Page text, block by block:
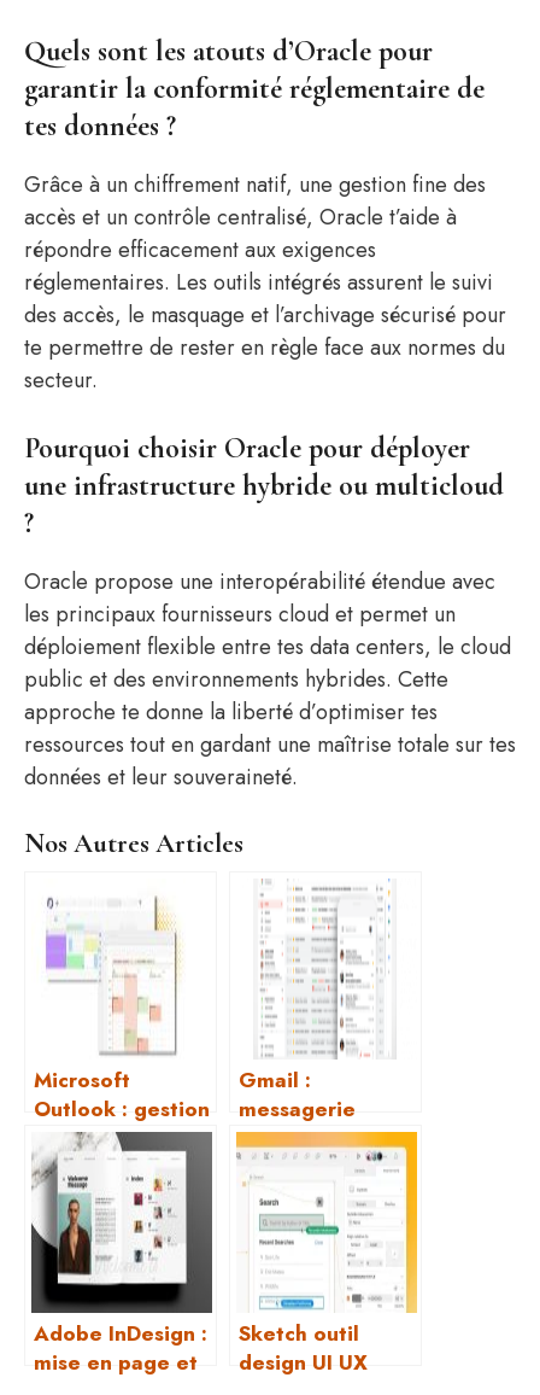
Quels sont les atouts d’Oracle pour
garantir la conformité réglementaire de
tes données ?
Grâce à un chiffrement natif, une gestion fine des
accès et un contrôle centralisé, Oracle t’aide à
répondre efficacement aux exigences
réglementaires. Les outils intégrés assurent le suivi
des accès, le masquage et l’archivage sécurisé pour
te permettre de rester en règle face aux normes du
secteur.
Pourquoi choisir Oracle pour déployer
une infrastructure hybride ou multicloud
?
Oracle propose une interopérabilité étendue avec
les principaux fournisseurs cloud et permet un
déploiement flexible entre tes data centers, le cloud
public et des environnements hybrides. Cette
approche te donne la liberté d’optimiser tes
ressources tout en gardant une maîtrise totale sur tes
données et leur souveraineté.
Nos Autres Articles
Microsoft
Outlook : gestion
des emails et
agenda
Gmail :
messagerie
gratuite et
performante
Adobe InDesign :
mise en page et
Sketch outil
design UI UX